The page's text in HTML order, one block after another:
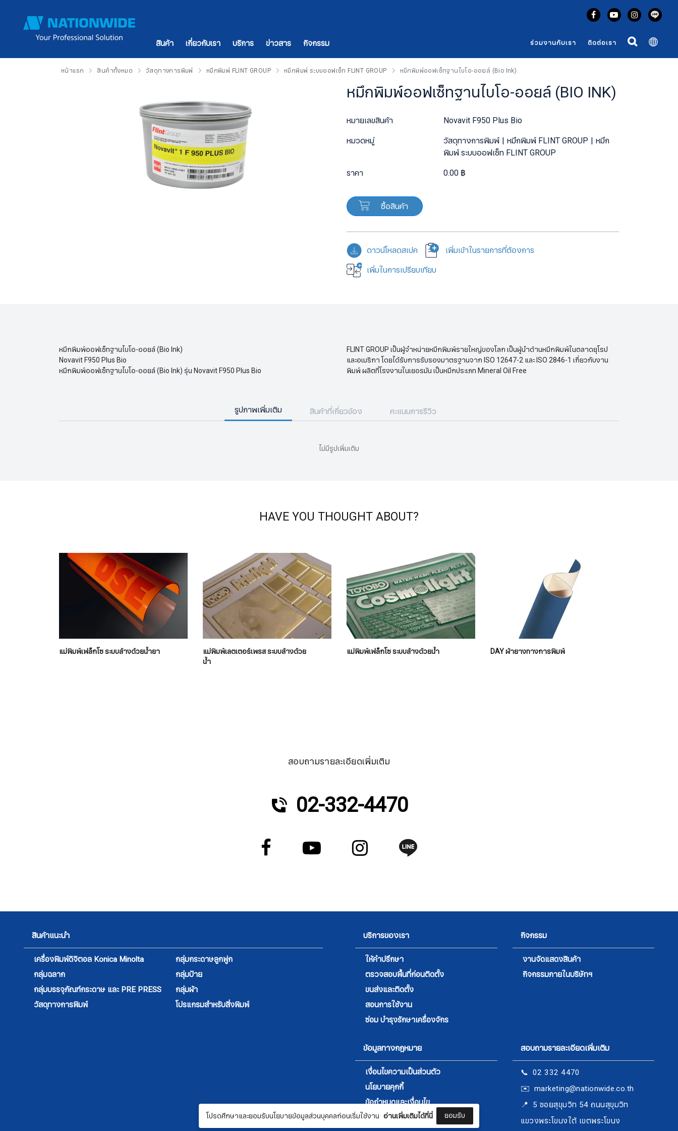
สินค้า เกี่ยวกับเรา บริการ ข่าวสาร กิจกรรม ร่วมงานกับเรา ติดต่อเรา
โปรดศึกษาและยอมรับนโยบายข้อมูลส่วนบุคคลก่อนเริ่มใช้งาน อ่านเพิ่มเติมได้ที่นี่ ยอมรับ
หน้าแรก สินค้าทั้งหมด วัสดุทางการพิมพ์ หมึกพิมพ์ FLINT GROUP หมึกพิมพ์ ระบบออฟเซ็ท FLINT GROUP หมึกพิมพ์ออฟเซ็ทฐานไบโอ-ออยล์ (Bio Ink)
หมึกพิมพ์ออฟเซ็ทฐานไบโอ-ออยล์ (BIO INK)
หมายเลขสินค้า
Novavit F950 Plus Bio
หมวดหมู่
วัสดุทางการพิมพ์ หมึกพิมพ์ FLINT GROUP
หมึก
พิมพ์ ระบบออฟเซ็ท FLINT GROUP
ราคา
0.00 ฿
ซื้อสินค้า
ดาวน์โหลดสเปค
เพิ่มเข้าในรายการที่ต้องการ
เพิ่มในการเปรียบเทียบ
หมึกพิมพ์ออฟเซ็ทฐานไบโอ-ออยล์ (Bio Ink)
Novavit F950 Plus Bio
หมึกพิมพ์ออฟเซ็ทฐานไบโอ-ออยล์ (Bio Ink) รุ่น Novavit F950 Plus Bio​
FLINT GROUP เป็นผู้จำหน่ายหมึกพิมพ์รายใหญ่ของโลก เป็นผู้นำด้านหมึกพิมพ์ในตลาดยุโรป
และอเมริกา โดยได้รับการรับรองมาตรฐานจาก ISO 12647-2 และ ISO 2846-1 เกี่ยวกับงาน
พิมพ์ ผลิตที่โรงงานในเยอรมัน เป็นหมึกประเภท Mineral Oil Free
รูปภาพเพิ่มเติม สินค้าที่เกี่ยวข้อง คะแนนการรีวิว
ไม่มีรูปเพิ่มเติม
HAVE YOU THOUGHT ABOUT?
แม่พิมพ์เฟล็กโซ ระบบล้างด้วยน้ำยา
แม่พิมพ์เลตเตอร์เพรส ระบบล้างด้วย
น้ำ
แม่พิมพ์เฟล็กโซ ระบบล้างด้วยน้ำ DAY ผ้ายางทางการพิมพ์
สอบถามรายละเอียดเพิ่มเติม
02-332-4470
สินค้าแนะนำ
เครื่องพิมพ์ดิจิตอล Konica Minolta
กลุ่มกระดาษลูกฟูก
กลุ่มฉลาก
กลุ่มป้าย
กลุ่มบรรจุภัณฑ์กระดาษ และ PRE PRESS
กลุ่มผ้า
วัสดุทางการพิมพ์
โปรแกรมสำหรับสิ่งพิมพ์
บริการของเรา
ให้คำปรึกษา
ตรวจสอบพื้นที่ก่อนติดตั้ง
ขนส่งและติดตั้ง
สอนการใช้งาน
ซ่อม บำรุงรักษาเครื่องจักร
กิจกรรม
งานจัดแสดงสินค้า
กิจกรรมภายในบริษัทฯ
ข้อมูลทางกฎหมาย
เงื่อนไขความเป็นส่วนตัว
นโยบายคุกกี้
ข้อกำหนดและเงื่อนไข
สอบถามรายละเอียดเพิ่มเติม
📞 02 332 4470
✉️ marketing@nationwide.co.th
​​​​​​​📍 5 ซอยสุขุมวิท 54 ถนนสุขุมวิท
แขวงพระโขนงใต้ เขตพระโขนง
สมัครรับจดหมายข่าว